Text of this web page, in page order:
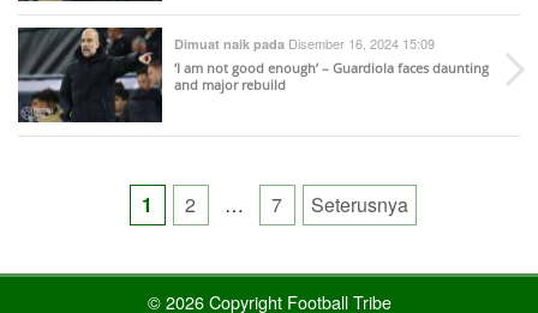
Dimuat naik pada Disember 16, 2024 15:09
‘I am not good enough’ – Guardiola faces daunting
and major rebuild
Posts
pagination
1 2 … 7 Seterusnya
© 2026 Copyright Football Tribe